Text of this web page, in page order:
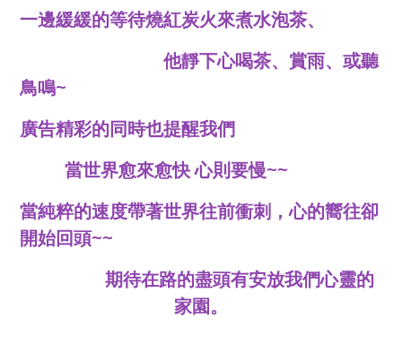
一邊緩緩的等待燒紅炭火來煮水泡茶、
他靜下心喝茶、賞雨、或聽
鳥鳴~
廣告精彩的同時也提醒我們
當世界愈來愈快 心則要慢~~
當純粹的速度帶著世界往前衝刺，心的嚮往卻
開始回頭~~
期待在路的盡頭有安放我們心靈的
家園。